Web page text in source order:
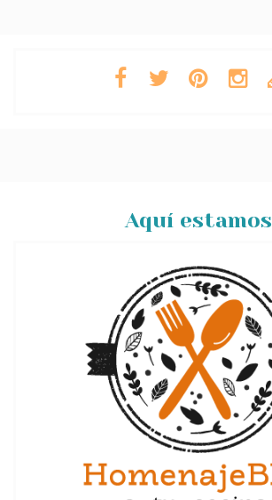
Aquí estamos